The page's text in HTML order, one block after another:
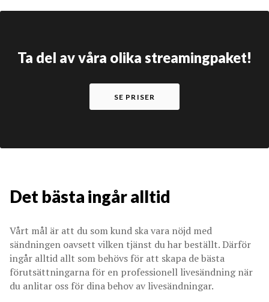
Ta del av våra olika streamingpaket!
SE PRISER
Det bästa ingår alltid
Vårt mål är att du som kund ska vara nöjd med
sändningen oavsett vilken tjänst du har beställt. Därför
ingår alltid allt som behövs för att skapa de bästa
förutsättningarna för en professionell livesändning när
du anlitar oss för dina behov av livesändningar.